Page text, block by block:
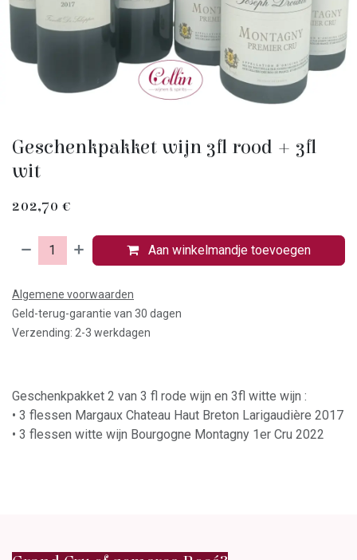
Geschenkpakket wijn 3fl rood + 3fl
wit
202,70 €
Aan winkelmandje toevoegen
Algemene voorwaarden
Geld-terug-garantie van 30 dagen
Verzending: 2-3 werkdagen
Geschenkpakket 2 van 3 fl rode wijn en 3fl witte wijn :
• 3 flessen Margaux Chateau Haut Breton Larigaudière 2017
• 3 flessen witte wijn Bourgogne Montagny 1er Cru 2022